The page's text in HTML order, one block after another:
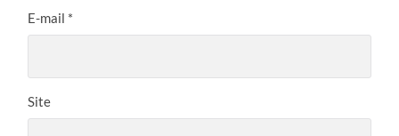
E-mail *
Site